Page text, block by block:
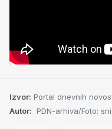
Izvor: Portal dnevnih
Autor: PDN-arhiva/Foto: